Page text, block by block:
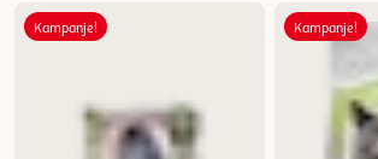
Kampanje! Kampanje!